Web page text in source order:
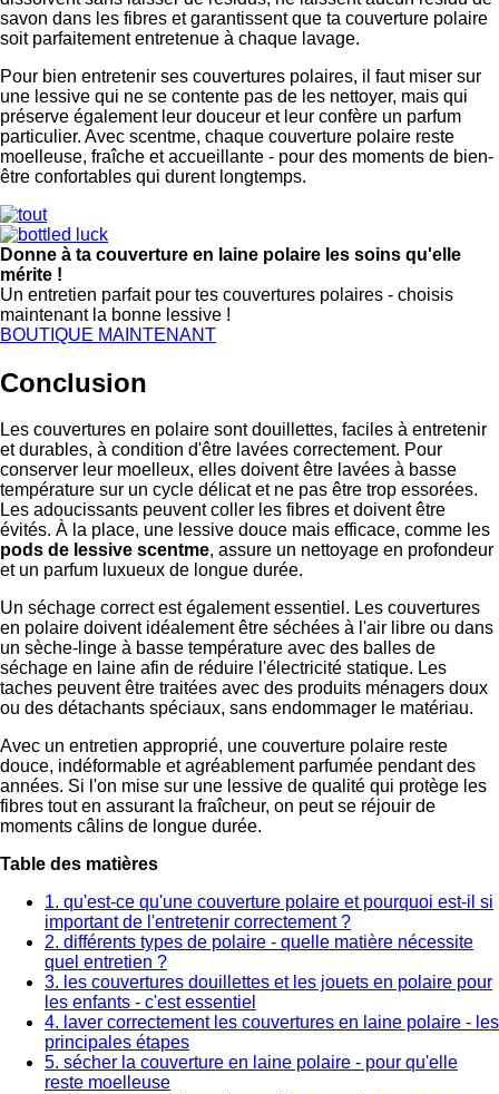
savon dans les fibres et garantissent que ta couverture polaire
soit parfaitement entretenue à chaque lavage.
Pour bien entretenir ses couvertures polaires, il faut miser sur
une lessive qui ne se contente pas de les nettoyer, mais qui
préserve également leur douceur et leur confère un parfum
particulier. Avec scentme, chaque couverture polaire reste
moelleuse, fraîche et accueillante - pour des moments de bien-
être confortables qui durent longtemps.
Donne à ta couverture en laine polaire les soins qu'elle
mérite !
Un entretien parfait pour tes couvertures polaires - choisis
maintenant la bonne lessive !
BOUTIQUE MAINTENANT
Conclusion
Les couvertures en polaire sont douillettes, faciles à entretenir
et durables, à condition d'être lavées correctement. Pour
conserver leur moelleux, elles doivent être lavées à basse
température sur un cycle délicat et ne pas être trop essorées.
Les adoucissants peuvent coller les fibres et doivent être
évités. À la place, une lessive douce mais efficace, comme les
pods de lessive scentme, assure un nettoyage en profondeur
et un parfum luxueux de longue durée.
Un séchage correct est également essentiel. Les couvertures
en polaire doivent idéalement être séchées à l'air libre ou dans
un sèche-linge à basse température avec des balles de
séchage en laine afin de réduire l'électricité statique. Les
taches peuvent être traitées avec des produits ménagers doux
ou des détachants spéciaux, sans endommager le matériau.
Avec un entretien approprié, une couverture polaire reste
douce, indéformable et agréablement parfumée pendant des
années. Si l'on mise sur une lessive de qualité qui protège les
fibres tout en assurant la fraîcheur, on peut se réjouir de
moments câlins de longue durée.
Table des matières
1. qu'est-ce qu'une couverture polaire et pourquoi est-il si
important de l'entretenir correctement ?
2. différents types de polaire - quelle matière nécessite
quel entretien ?
3. les couvertures douillettes et les jouets en polaire pour
les enfants - c'est essentiel
4. laver correctement les couvertures en laine polaire - les
principales étapes
5. sécher la couverture en laine polaire - pour qu'elle
reste moelleuse